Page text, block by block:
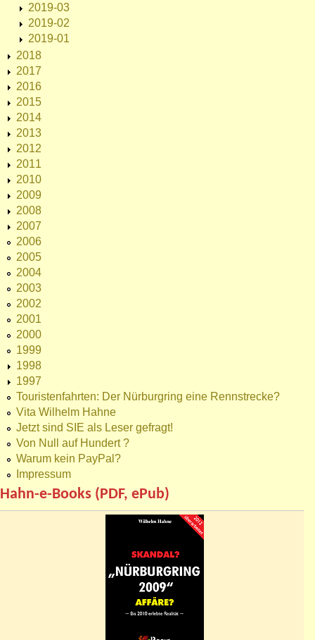
2019-03
2019-02
2019-01
2018
2017
2016
2015
2014
2013
2012
2011
2010
2009
2008
2007
2006
2005
2004
2003
2002
2001
2000
1999
1998
1997
Touristenfahrten: Der Nürburgring eine Rennstrecke?
Vita Wilhelm Hahne
Jetzt sind SIE als Leser gefragt!
Von Null auf Hundert ?
Warum kein PayPal?
Impressum
Hahn-e-Books (PDF, ePub)